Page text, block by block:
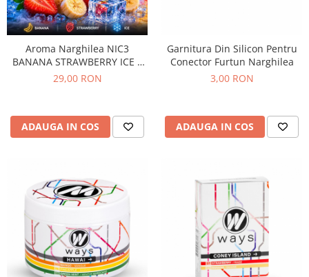
Aroma Narghilea NIC3
BANANA STRAWBERRY ICE –
Banane cu capsuni si gheata,
29,00 RON
ADAUGA IN COS
Garnitura Din Silicon Pentru
Conector Furtun Narghilea
3,00 RON
ADAUGA IN COS